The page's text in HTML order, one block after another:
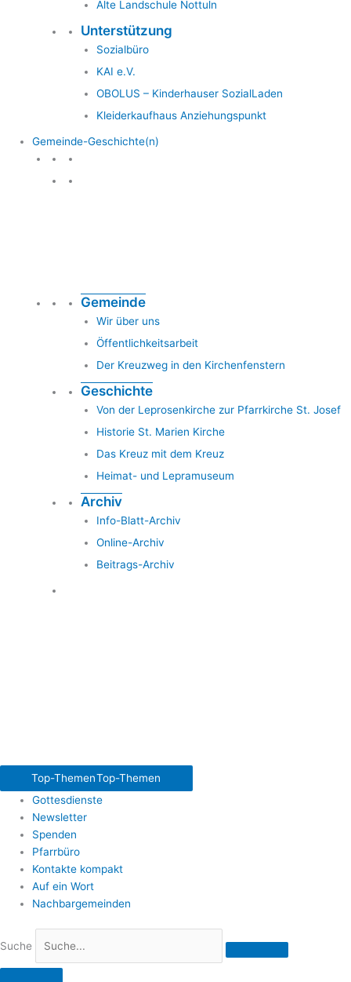
Alte Landschule Nottuln
Unterstützung
Sozialbüro
KAI e.V.
OBOLUS – Kinderhauser SozialLaden
Kleiderkaufhaus Anziehungspunkt
Gemeinde-Geschichte(n)
Gemeinde
Wir über uns
Öffentlichkeitsarbeit
Der Kreuzweg in den Kirchenfenstern
Geschichte
Von der Leprosenkirche zur Pfarrkirche St. Josef
Historie St. Marien Kirche
Das Kreuz mit dem Kreuz
Heimat- und Lepramuseum
Archiv
Info-Blatt-Archiv
Online-Archiv
Beitrags-Archiv
Top-ThemenTop-Themen
Gottesdienste
Newsletter
Spenden
Pfarrbüro
Kontakte kompakt
Auf ein Wort
Nachbargemeinden
Suche